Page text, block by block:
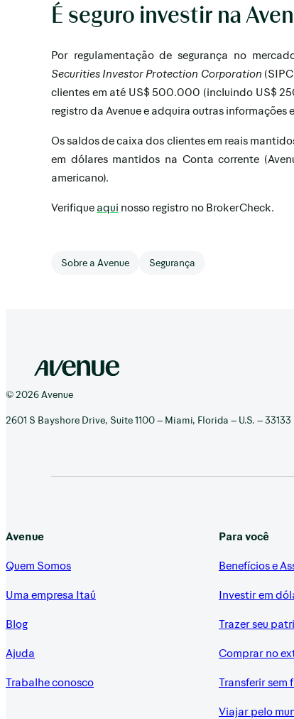
É seguro investir na
Por regulamentação de segurança no
Securities Investor Protection Corporation
clientes em até US$ 500.000 (incluindo US$
registro da Avenue e adquira outras
Os saldos de caixa dos clientes em reais
em dólares mantidos na Conta corrente
americano).
Verifique aqui nosso registro no BrokerCheck.
Sobre a Avenue Segurança
© 2026 Avenue
2601 S Bayshore Drive, Suite 1100 – Miami, Florida – U.S. – 33133
Avenue
Quem Somos
Uma empresa Itaú
Blog
Ajuda
Trabalhe conosco
Para você
Benefícios e
Investir em
Trazer seu
Comprar no
Transferir sem
Viajar pelo